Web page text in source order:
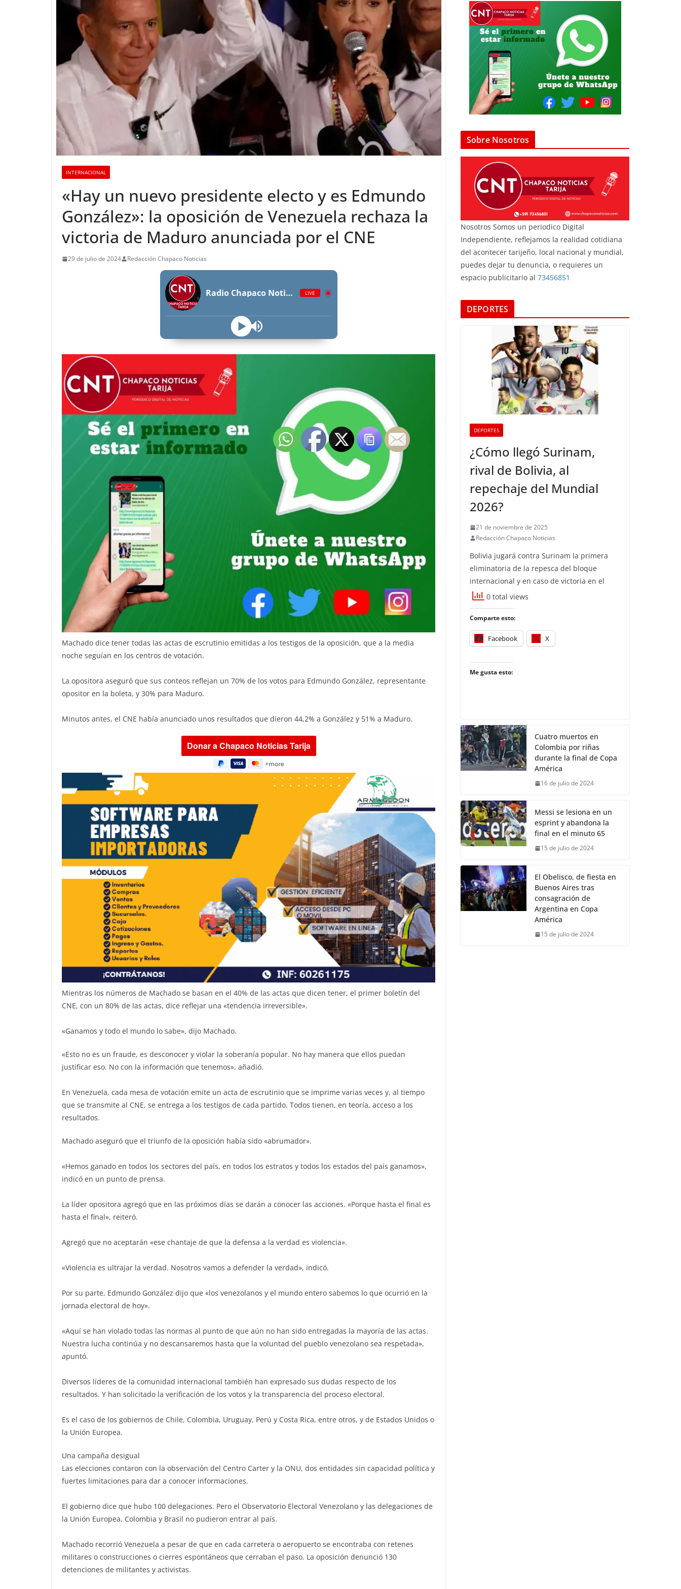
INTERNACIONAL
«Hay un nuevo presidente electo y es Edmundo
González»: la oposición de Venezuela rechaza la
victoria de Maduro anunciada por el CNE
29 de julio de 2024 Redacción Chapaco Noticias
Radio Chapaco Noticias Las 24 horas en vivo LIVE
Machado dice tener todas las actas de escrutinio emitidas a los testigos de la oposición, que a la media
noche seguían en los centros de votación.
La opositora aseguró que sus conteos reflejan un 70% de los votos para Edmundo González, representante
opositor en la boleta, y 30% para Maduro.
Minutos antes, el CNE había anunciado unos resultados que dieron 44,2% a González y 51% a Maduro.
Mientras los números de Machado se basan en el 40% de las actas que dicen tener, el primer boletín del
CNE, con un 80% de las actas, dice reflejar una «tendencia irreversible».
«Ganamos y todo el mundo lo sabe», dijo Machado.
«Esto no es un fraude, es desconocer y violar la soberanía popular. No hay manera que ellos puedan
justificar eso. No con la información que tenemos», añadió.
En Venezuela, cada mesa de votación emite un acta de escrutinio que se imprime varias veces y, al tiempo
que se transmite al CNE, se entrega a los testigos de cada partido. Todos tienen, en teoría, acceso a los
resultados.
Machado aseguró que el triunfo de la oposición había sido «abrumador».
«Hemos ganado en todos los sectores del país, en todos los estratos y todos los estados del país ganamos»,
indicó en un punto de prensa.
La líder opositora agregó que en las próximos días se darán a conocer las acciones. «Porque hasta el final es
hasta el final», reiteró.
Agregó que no aceptarán «ese chantaje de que la defensa a la verdad es violencia».
«Violencia es ultrajar la verdad. Nosotros vamos a defender la verdad», indicó.
Por su parte, Edmundo González dijo que «los venezolanos y el mundo entero sabemos lo que ocurrió en la
jornada electoral de hoy».
«Aquí se han violado todas las normas al punto de que aún no han sido entregadas la mayoría de las actas.
Nuestra lucha continúa y no descansaremos hasta que la voluntad del pueblo venezolano sea respetada»,
apuntó.
Diversos líderes de la comunidad internacional también han expresado sus dudas respecto de los
resultados. Y han solicitado la verificación de los votos y la transparencia del proceso electoral.
Es el caso de los gobiernos de Chile, Colombia, Uruguay, Perú y Costa Rica, entre otros, y de Estados Unidos o
la Unión Europea.
Una campaña desigual
Las elecciones contaron con la observación del Centro Carter y la ONU, dos entidades sin capacidad política y
fuertes limitaciones para dar a conocer informaciones.
El gobierno dice que hubo 100 delegaciones. Pero el Observatorio Electoral Venezolano y las delegaciones de
la Unión Europea, Colombia y Brasil no pudieron entrar al país.
Machado recorrió Venezuela a pesar de que en cada carretera o aeropuerto se encontraba con retenes
militares o construcciones o cierres espontáneos que cerraban el paso. La oposición denunció 130
detenciones de militantes y activistas.
Sobre Nosotros
Nosotros Somos un periodico Digital
Independiente, reflejamos la realidad cotidiana
del acontecer tarijeño, local nacional y mundial,
puedes dejar tu denuncia, o requieres un
espacio publicitario al 73456851
DEPORTES
DEPORTES
¿Cómo llegó Surinam,
rival de Bolivia, al
repechaje del Mundial
2026?
21 de noviembre de 2025
Redacción Chapaco Noticias
Bolivia jugará contra Surinam la primera
eliminatoria de la repesca del bloque
internacional y en caso de victoria en el
0 total views
Comparte esto:
Facebook X
Me gusta esto:
Cuatro muertos en
Colombia por riñas
durante la final de Copa
América
16 de julio de 2024
Messi se lesiona en un
esprint y abandona la
final en el minuto 65
15 de julio de 2024
El Obelisco, de fiesta en
Buenos Aires tras
consagración de
Argentina en Copa
América
15 de julio de 2024